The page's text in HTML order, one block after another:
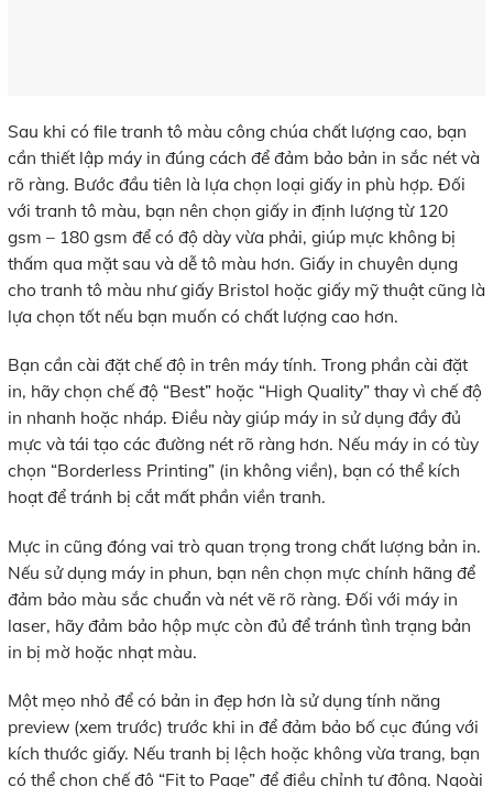
Sau khi có file tranh tô màu công chúa chất lượng cao, bạn
cần thiết lập máy in đúng cách để đảm bảo bản in sắc nét và
rõ ràng. Bước đầu tiên là lựa chọn loại giấy in phù hợp. Đối
với tranh tô màu, bạn nên chọn giấy in định lượng từ 120
gsm – 180 gsm để có độ dày vừa phải, giúp mực không bị
thấm qua mặt sau và dễ tô màu hơn. Giấy in chuyên dụng
cho tranh tô màu như giấy Bristol hoặc giấy mỹ thuật cũng là
lựa chọn tốt nếu bạn muốn có chất lượng cao hơn.
Bạn cần cài đặt chế độ in trên máy tính. Trong phần cài đặt
in, hãy chọn chế độ “Best” hoặc “High Quality” thay vì chế độ
in nhanh hoặc nháp. Điều này giúp máy in sử dụng đầy đủ
mực và tái tạo các đường nét rõ ràng hơn. Nếu máy in có tùy
chọn “Borderless Printing” (in không viền), bạn có thể kích
hoạt để tránh bị cắt mất phần viền tranh.
Mực in cũng đóng vai trò quan trọng trong chất lượng bản in.
Nếu sử dụng máy in phun, bạn nên chọn mực chính hãng để
đảm bảo màu sắc chuẩn và nét vẽ rõ ràng. Đối với máy in
laser, hãy đảm bảo hộp mực còn đủ để tránh tình trạng bản
in bị mờ hoặc nhạt màu.
Một mẹo nhỏ để có bản in đẹp hơn là sử dụng tính năng
preview (xem trước) trước khi in để đảm bảo bố cục đúng với
kích thước giấy. Nếu tranh bị lệch hoặc không vừa trang, bạn
có thể chọn chế độ “Fit to Page” để điều chỉnh tự động. Ngoài